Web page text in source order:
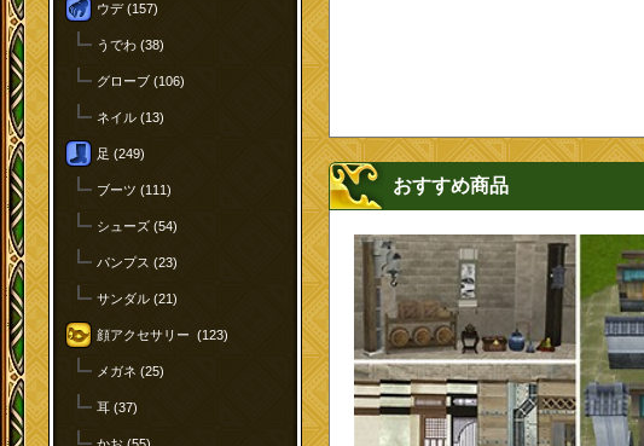
ウデ (157)
うでわ (38)
グローブ (106)
ネイル (13)
足 (249)
ブーツ (111)
シューズ (54)
パンプス (23)
サンダル (21)
顔アクセサリー (123)
メガネ (25)
耳 (37)
おすすめ商品